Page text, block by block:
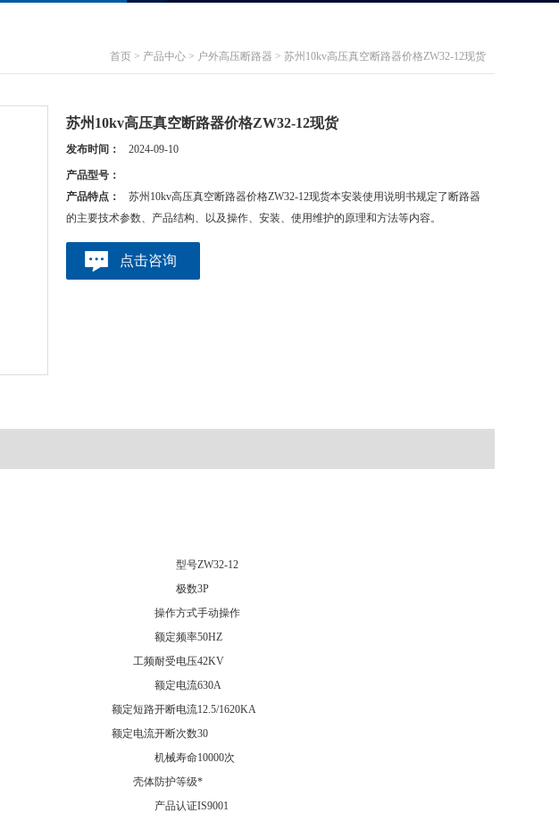
首页 > 产品中心 > 户外高压断路器 > 苏州10kv高压真空断路器价格ZW32-12现货
苏州10kv高压真空断路器价格ZW32-12现货
发布时间： 2024-09-10
产品型号：
产品特点：
苏州10kv高压真空断路器价格ZW32-12现货本安装使用说明书规定了断路器
的主要技术参数、产品结构、以及操作、安装、使用维护的原理和方法等内容。
点击咨询
型号ZW32-12
极数3P
操作方式手动操作
额定频率50HZ
工频耐受电压42KV
额定电流630A
额定短路开断电流12.5/1620KA
额定电流开断次数30
机械寿命10000次
壳体防护等级*
产品认证IS9001